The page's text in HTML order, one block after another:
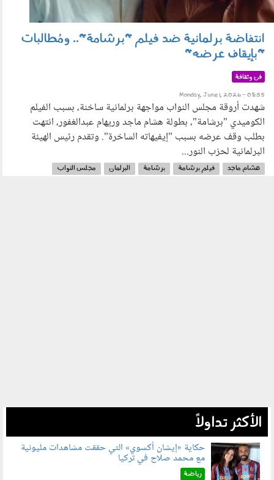
انتفاضة برلمانية ضد فيلم "برشامة".. ومُطالبات
"بإيقاف عرضه"
فن وثقافة
Monday, June 1, 2026 - 08:55
شهدت أروقة مجلس النواب مواجهة برلمانية ساخنة، بسبب الفيلم
الكوميدي "برشامة"، بطولة هشام ماجد وريهام عبدالغفور، انتهت
بطلب وقف عرضه بسبب "إيفيهاته الساخرة". وتقدم رئيس الهيئة
البرلمانية لحزب النور...
هشام ماجد فيلم برشامة برشامة البرلمان
مجلس النواب
الأكثر تداولاً
080802.jpg
حكاية «إيشان أكسوي» التي حققت مشاهدات مليونية
مع محمد صلاح في تركيا
رياضة